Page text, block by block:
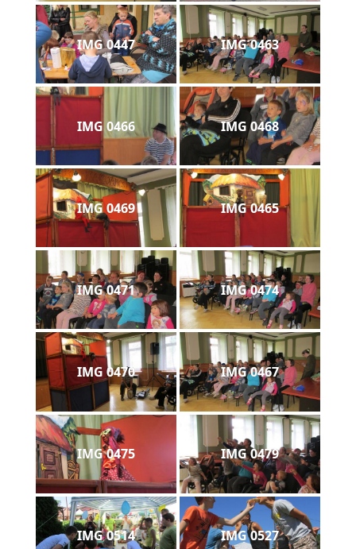
IMG 0447 IMG 0463
IMG 0466 IMG 0468
IMG 0469 IMG 0465
IMG 0471 IMG 0474
IMG 0470 IMG 0467
IMG 0475 IMG 0479
IMG 0514 IMG 0527